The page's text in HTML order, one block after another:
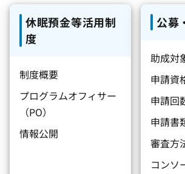
休眠預金等活用制
度
制度概要
プログラムオフィサー
（PO）
情報公開
公募
助成対
申請資
申請回
申請書
審査方
コンソ